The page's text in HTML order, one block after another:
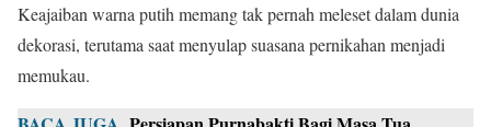
Keajaiban warna putih memang tak pernah meleset dalam dunia
dekorasi, terutama saat menyulap suasana pernikahan menjadi
memukau.